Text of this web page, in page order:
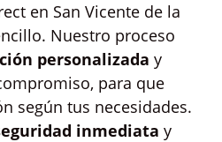
en San Vicente de la
Nuestro proceso
personalizada y
para que
según tus necesidades.
inmediata y